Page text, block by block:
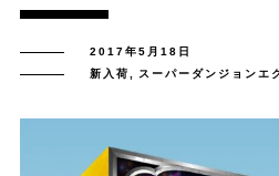
2017年5月18日
新入荷
スーパーダンジョンエ